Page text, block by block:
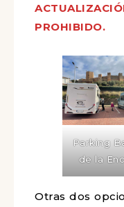
PROHIBIDO.
Parking
de la
Otras dos